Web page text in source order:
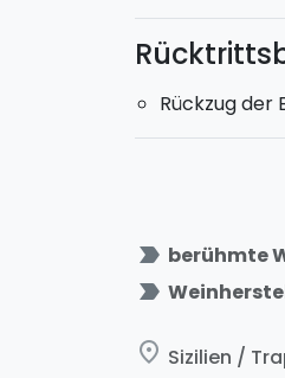
Rückzug der
label_important berühmte
label_important
place Sizilien /